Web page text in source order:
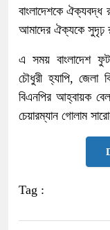
বাংলাদেশকে ঐক্যবদ্ধ
আমাদের ঐক্যকে সুদৃঢ়
এ সময় বাংলাদেশ
চৌধুরী হ্যাপি, জেলা
বিএনপির আহ্বায়ক
চেয়ারম্যান গোলাম
Tag :